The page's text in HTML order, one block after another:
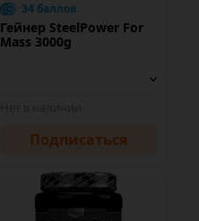
34 баллов
Гейнер SteelPower For
Mass 3000g
Подписаться